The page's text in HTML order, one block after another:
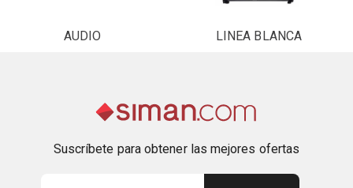
AUDIO LINEA BLANCA
Suscríbete para obtener las mejores ofertas